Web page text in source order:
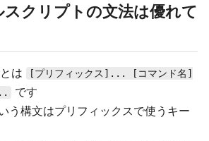
スクリプトの文法は優れて
は
[プリフィックス]... [コマンド名]
です
う構文はプリフィックスで使うキー